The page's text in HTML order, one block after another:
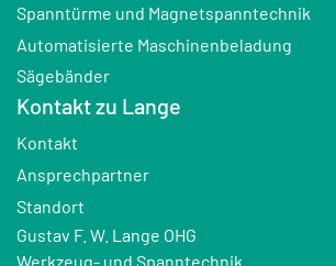
Spanntürme und Magnetspanntechnik
Automatisierte Maschinenbeladung
Sägebänder
Kontakt zu Lange
Kontakt
Ansprechpartner
Standort
Gustav F. W. Lange OHG
Werkzeug- und Spanntechnik